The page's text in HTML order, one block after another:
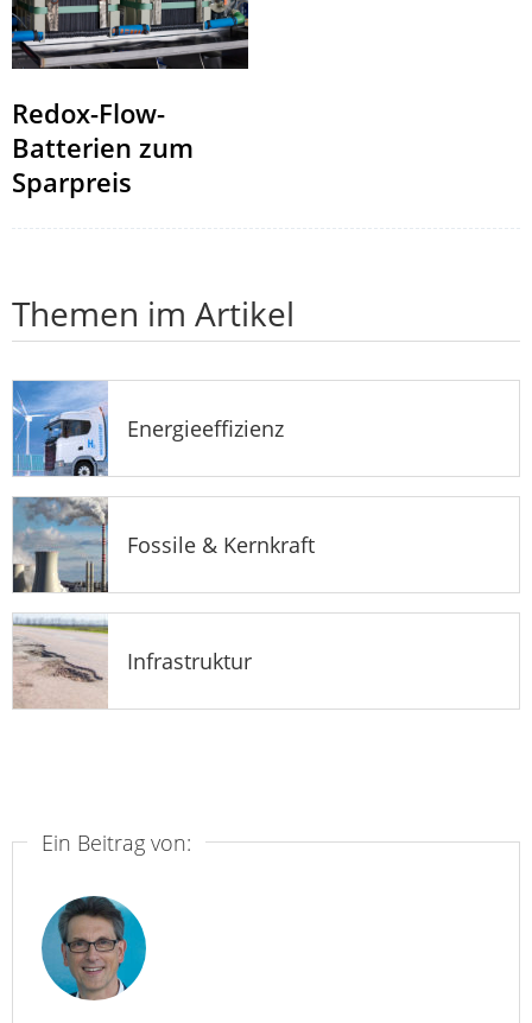
Redox-Flow-
Batterien zum
Sparpreis
Themen im Artikel
Energieeffizienz
Fossile & Kernkraft
Infrastruktur
Ein Beitrag von: